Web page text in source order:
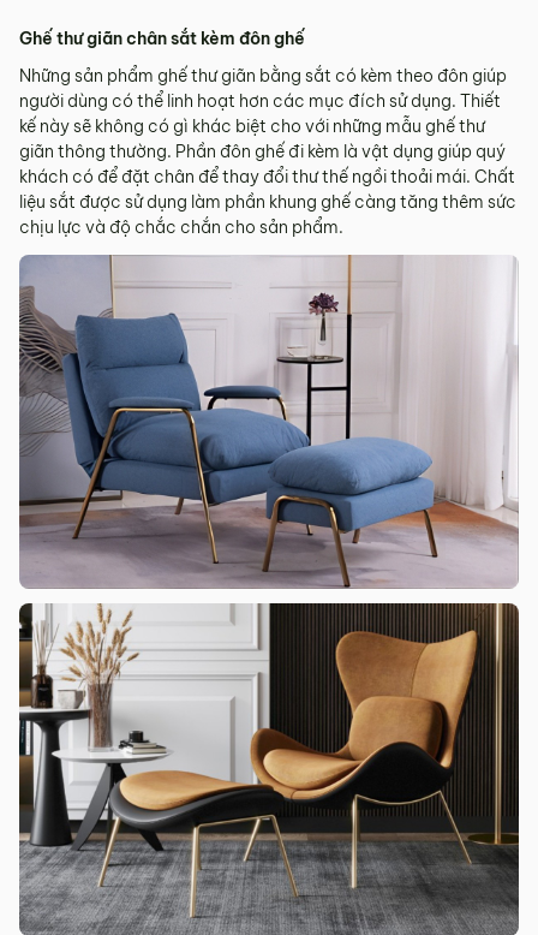
Ghế thư giãn chân sắt kèm đôn ghế
Những sản phẩm ghế thư giãn bằng sắt có kèm theo đôn giúp
người dùng có thể linh hoạt hơn các mục đích sử dụng. Thiết
kế này sẽ không có gì khác biệt cho với những mẫu ghế thư
giãn thông thường. Phần đôn ghế đi kèm là vật dụng giúp quý
khách có để đặt chân để thay đổi thư thế ngồi thoải mái. Chất
liệu sắt được sử dụng làm phần khung ghế càng tăng thêm sức
chịu lực và độ chắc chắn cho sản phẩm.